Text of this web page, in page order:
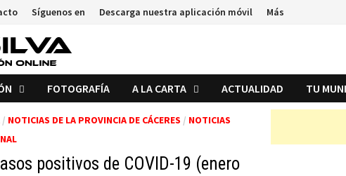
Síguenos en Descarga nuestra aplicación móvil Más
FOTOGRAFÍA A LA CARTA ACTUALIDAD TU
/ NOTICIAS DE LA PROVINCIA DE CÁCERES / NOTICIAS
positivos de COVID-19 (enero